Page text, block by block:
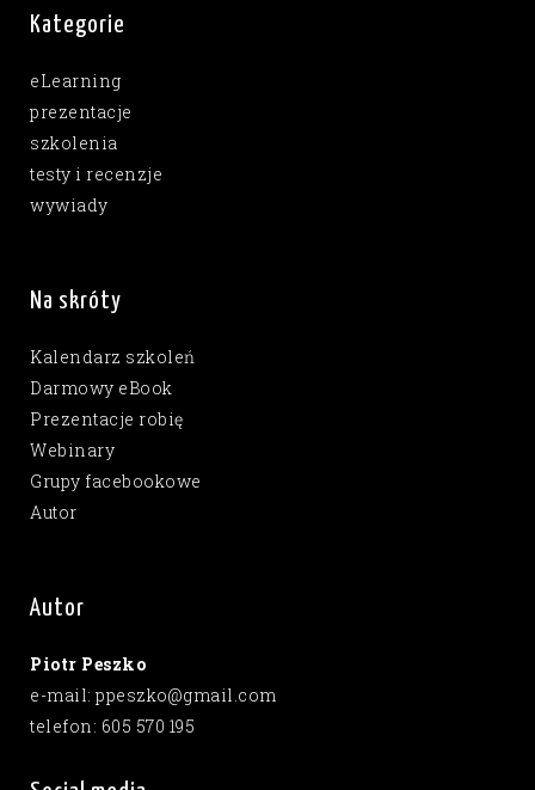
Kategorie
eLearning
prezentacje
szkolenia
testy i recenzje
wywiady
Na skróty
Kalendarz szkoleń
Darmowy eBook
Prezentacje robię
Webinary
Grupy facebookowe
Autor
Autor
Piotr Peszko
e-mail: ppeszko@gmail.com
telefon: 605 570 195